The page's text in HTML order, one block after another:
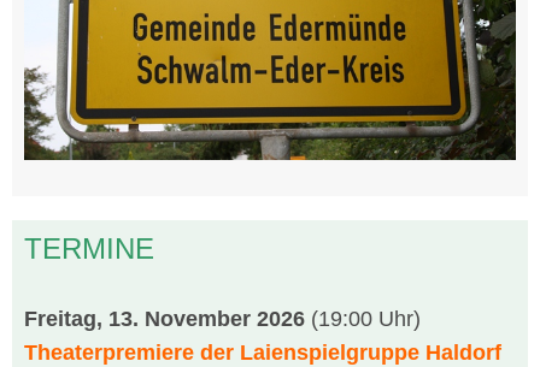
TERMINE
Freitag, 13. November 2026 (19:00 Uhr)
Theaterpremiere der Laienspielgruppe Haldorf